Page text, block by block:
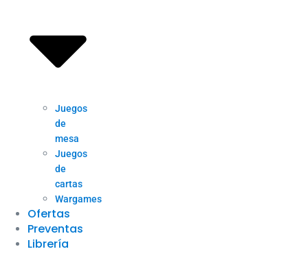
Juegos
de
mesa
Juegos
de
cartas
Wargames
Ofertas
Preventas
Librería